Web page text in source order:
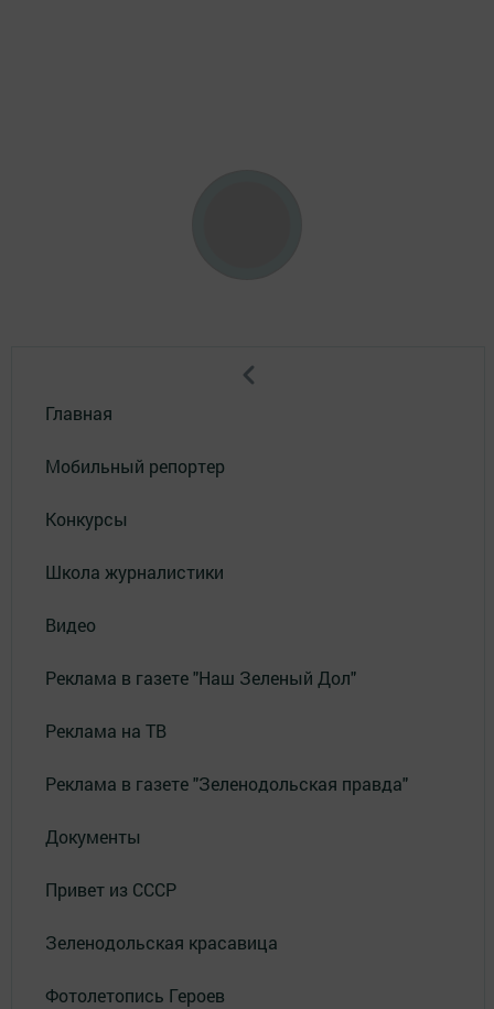
Главная
Мобильный репортер
Конкурсы
Школа журналистики
Видео
Реклама в газете "Наш Зеленый Дол"
Реклама на ТВ
Реклама в газете "Зеленодольская правда"
Документы
Привет из СССР
Зеленодольская красавица
Фотолетопись Героев